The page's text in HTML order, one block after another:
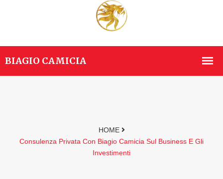
HOME
Consulenza Privata Con Biagio Camicia Sul Business E Gli
Investimenti